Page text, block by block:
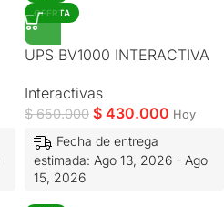
OFERTA
UPS BV1000 INTERACTIVA
Interactivas
$650.000 $ 430.000 Hoy
Fecha de entrega
estimada: Ago 13, 2026 - Ago
15, 2026